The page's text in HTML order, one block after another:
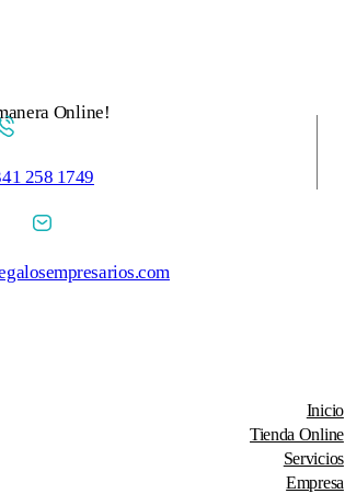
Online!
258 1749
Inicio
Tienda Online
Servicios
Empresa